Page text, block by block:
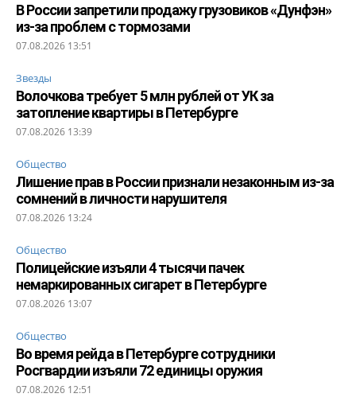
В России запретили продажу грузовиков «Дунфэн»
из-за проблем с тормозами
07.08.2026 13:51
Звезды
Волочкова требует 5 млн рублей от УК за
затопление квартиры в Петербурге
07.08.2026 13:39
Общество
Лишение прав в России признали незаконным из-за
сомнений в личности нарушителя
07.08.2026 13:24
Общество
Полицейские изъяли 4 тысячи пачек
немаркированных сигарет в Петербурге
07.08.2026 13:07
Общество
Во время рейда в Петербурге сотрудники
Росгвардии изъяли 72 единицы оружия
07.08.2026 12:51